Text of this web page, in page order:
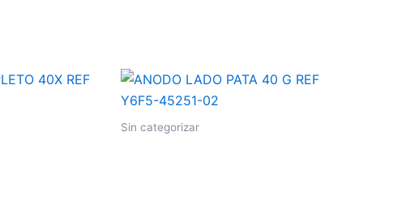
Sin categorizar